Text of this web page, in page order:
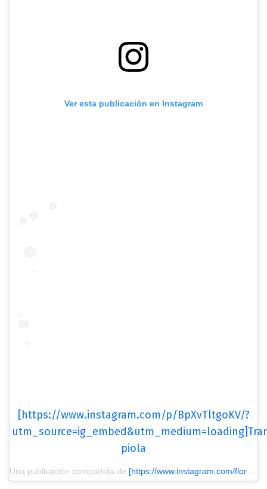
Ver esta publicación en Instagram
[https://www.instagram.com/p/BpXvTltgoKV/?
piola
Una publicación compartida de [https://www.instagram.com/flor_alzieu/?utm_source=ig_embed&utm_medium=loading] FLORENCIA.-